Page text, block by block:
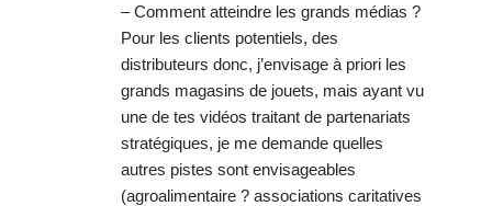
– Comment atteindre les grands médias ?
Pour les clients potentiels, des
distributeurs donc, j’envisage à priori les
grands magasins de jouets, mais ayant vu
une de tes vidéos traitant de partenariats
stratégiques, je me demande quelles
autres pistes sont envisageables
(agroalimentaire ? associations caritatives